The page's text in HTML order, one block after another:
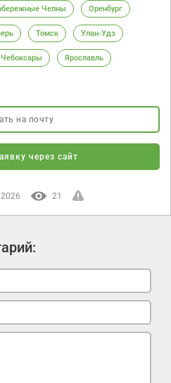
Челны Оренбург
Томск Улан-Удэ
Чебоксары Ярославль
на почту
через сайт
21